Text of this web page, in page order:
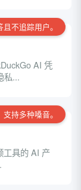
不追踪用户。
AI 凭
私...
持多种嗓音。
工具的 AI 产